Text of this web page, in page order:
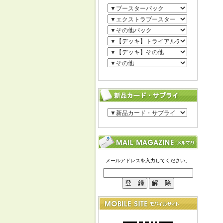
メールアドレスを入力してください。